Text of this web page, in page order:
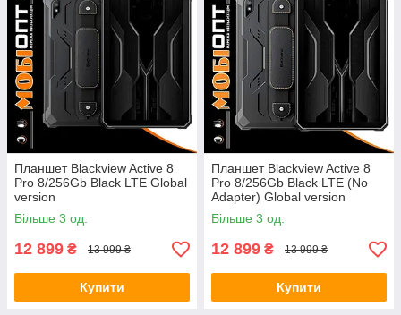
Планшет Blackview Active 8
Pro 8/256Gb Black LTE Global
version
Більше 3 од.
12 899 ₴ 13 999 ₴
Купити
Планшет Blackview Active 8
Pro 8/256Gb Black LTE (No
Adapter) Global version
Більше 3 од.
12 899 ₴ 13 999 ₴
Купити